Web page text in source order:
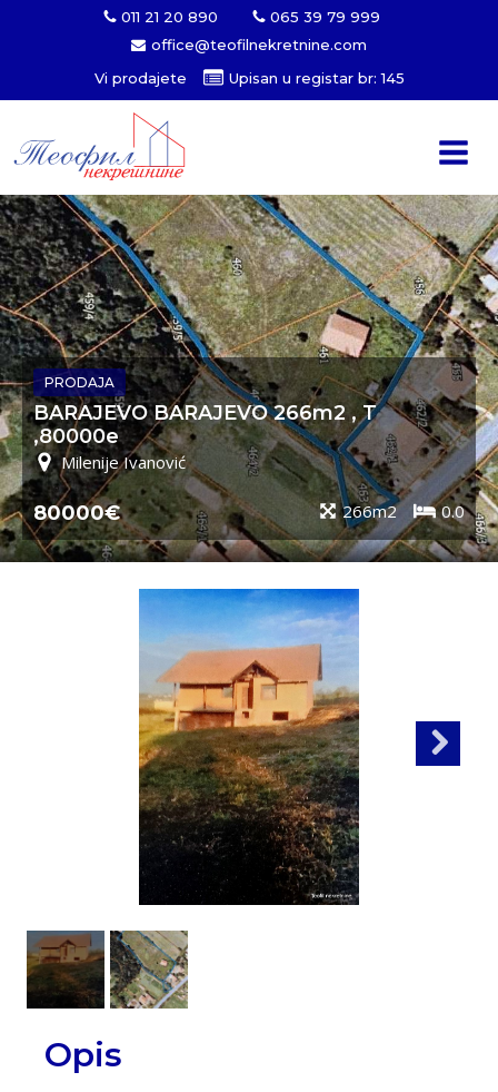
011 21 20 890
065 39 79 999
office@teofilnekretnine.com
Vi prodajete
Upisan u registar br: 145
PRODAJA
BARAJEVO BARAJEVO 266m2 , T
,80000e
Milenije Ivanović
80000€ 266m2 0.0
Opis